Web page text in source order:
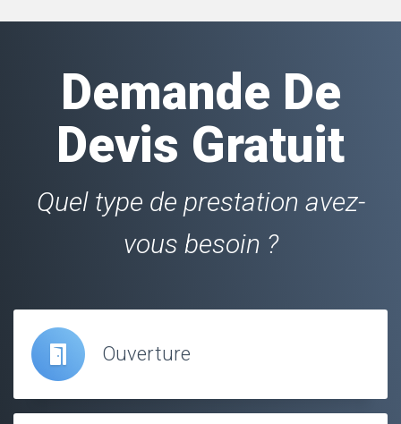
Demande De
Devis Gratuit
Quel type de prestation avez-
vous besoin ?
Ouverture